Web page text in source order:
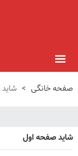
صفحه خانگی >
شاید صفحه اول